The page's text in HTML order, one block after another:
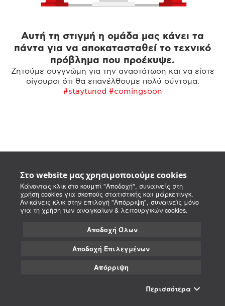
Στο website μας χρησιμοποιούμε cookies
Κάνοντας κλικ στο κουμπί "Αποδοχή", συναινείς στη
χρήση cookies για σκοπούς στατιστικής και μάρκετινγκ.
Αν κάνεις κλικ στην επιλογή "Απόρριψη", συναινείς μόνο
για τη χρήση των αναγκαίων & λειτουργικών cookies.
Αποδοχή Όλων
Αποδοχή Επιλεγμένων
Απόρριψη
Περισσότερα
Αυτή τη στιγμή η ομάδα μας κάνει τα
πάντα για να αποκατασταθεί το τεχνικό
πρόβλημα που προέκυψε.
Ζητούμε συγγνώμη για την αναστάτωση και να είστε
σίγουροι ότι θα επανέλθουμε πολύ σύντομα.
#staytuned #comingsoon